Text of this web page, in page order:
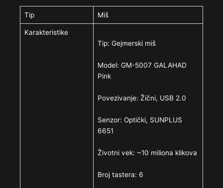
Tip Miš
Karakteristike
Tip: Gejmerski miš
Model: GM-5007 GALAHAD
Pink
Povezivanje: Žični, USB 2.0
Senzor: Optički, SUNPLUS
6651
Životni vek: ~10 miliona klikova
Broj tastera: 6